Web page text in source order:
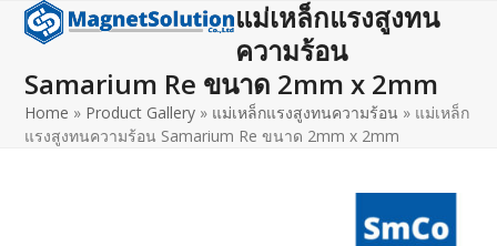
SkipOpen
mobile
menu
Close
mobile
menu
แม่เหล็กแรงสูงทน
ความร้อน
Samarium Re ขนาด 2mm x 2mm
Home » Product Gallery » แม่เหล็กแรงสูงทนความร้อน » แม่เหล็ก
แรงสูงทนความร้อน Samarium Re ขนาด 2mm x 2mm